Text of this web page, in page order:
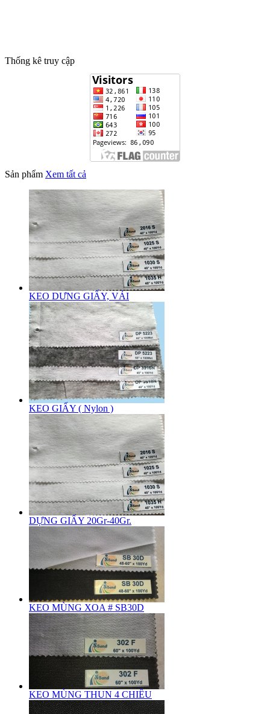
Thống kê truy cập
Sản phẩm Xem tất cả
KEO DƯNG GIẤY, VẢI
KEO GIẤY ( Nylon )
DỰNG GIẤY 20Gr-40Gr.
KEO MÙNG XOA # SB30D
KEO MÙNG THUN 4 CHIỀU